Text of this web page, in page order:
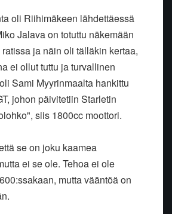
oli Riihimäkeen lähdettäessä
Jalava on totuttu näkemään
ja näin oli tälläkin kertaa,
ei ollut tuttu ja turvallinen
Sami Myyrinmaalta hankittu
johon päivitetiin Starletin
siis 1800cc moottori.
se on joku kaamea
ei se ole. Tehoa ei ole
mutta vääntöä on